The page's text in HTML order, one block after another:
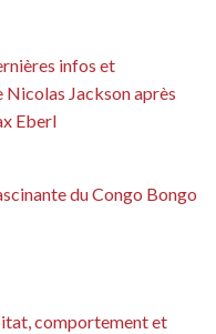
infos et
Jackson après
Eberl
du Congo Bongo
comportement et